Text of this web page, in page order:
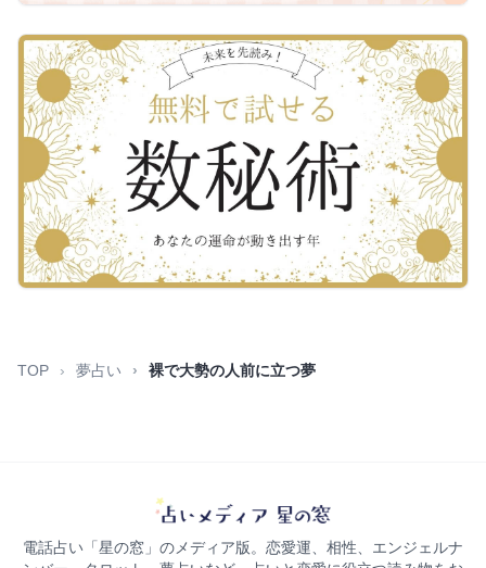
TOP 夢占い 裸で大勢の人前に立つ夢
電話占い「星の窓」のメディア版。恋愛運、相性、エンジェルナ